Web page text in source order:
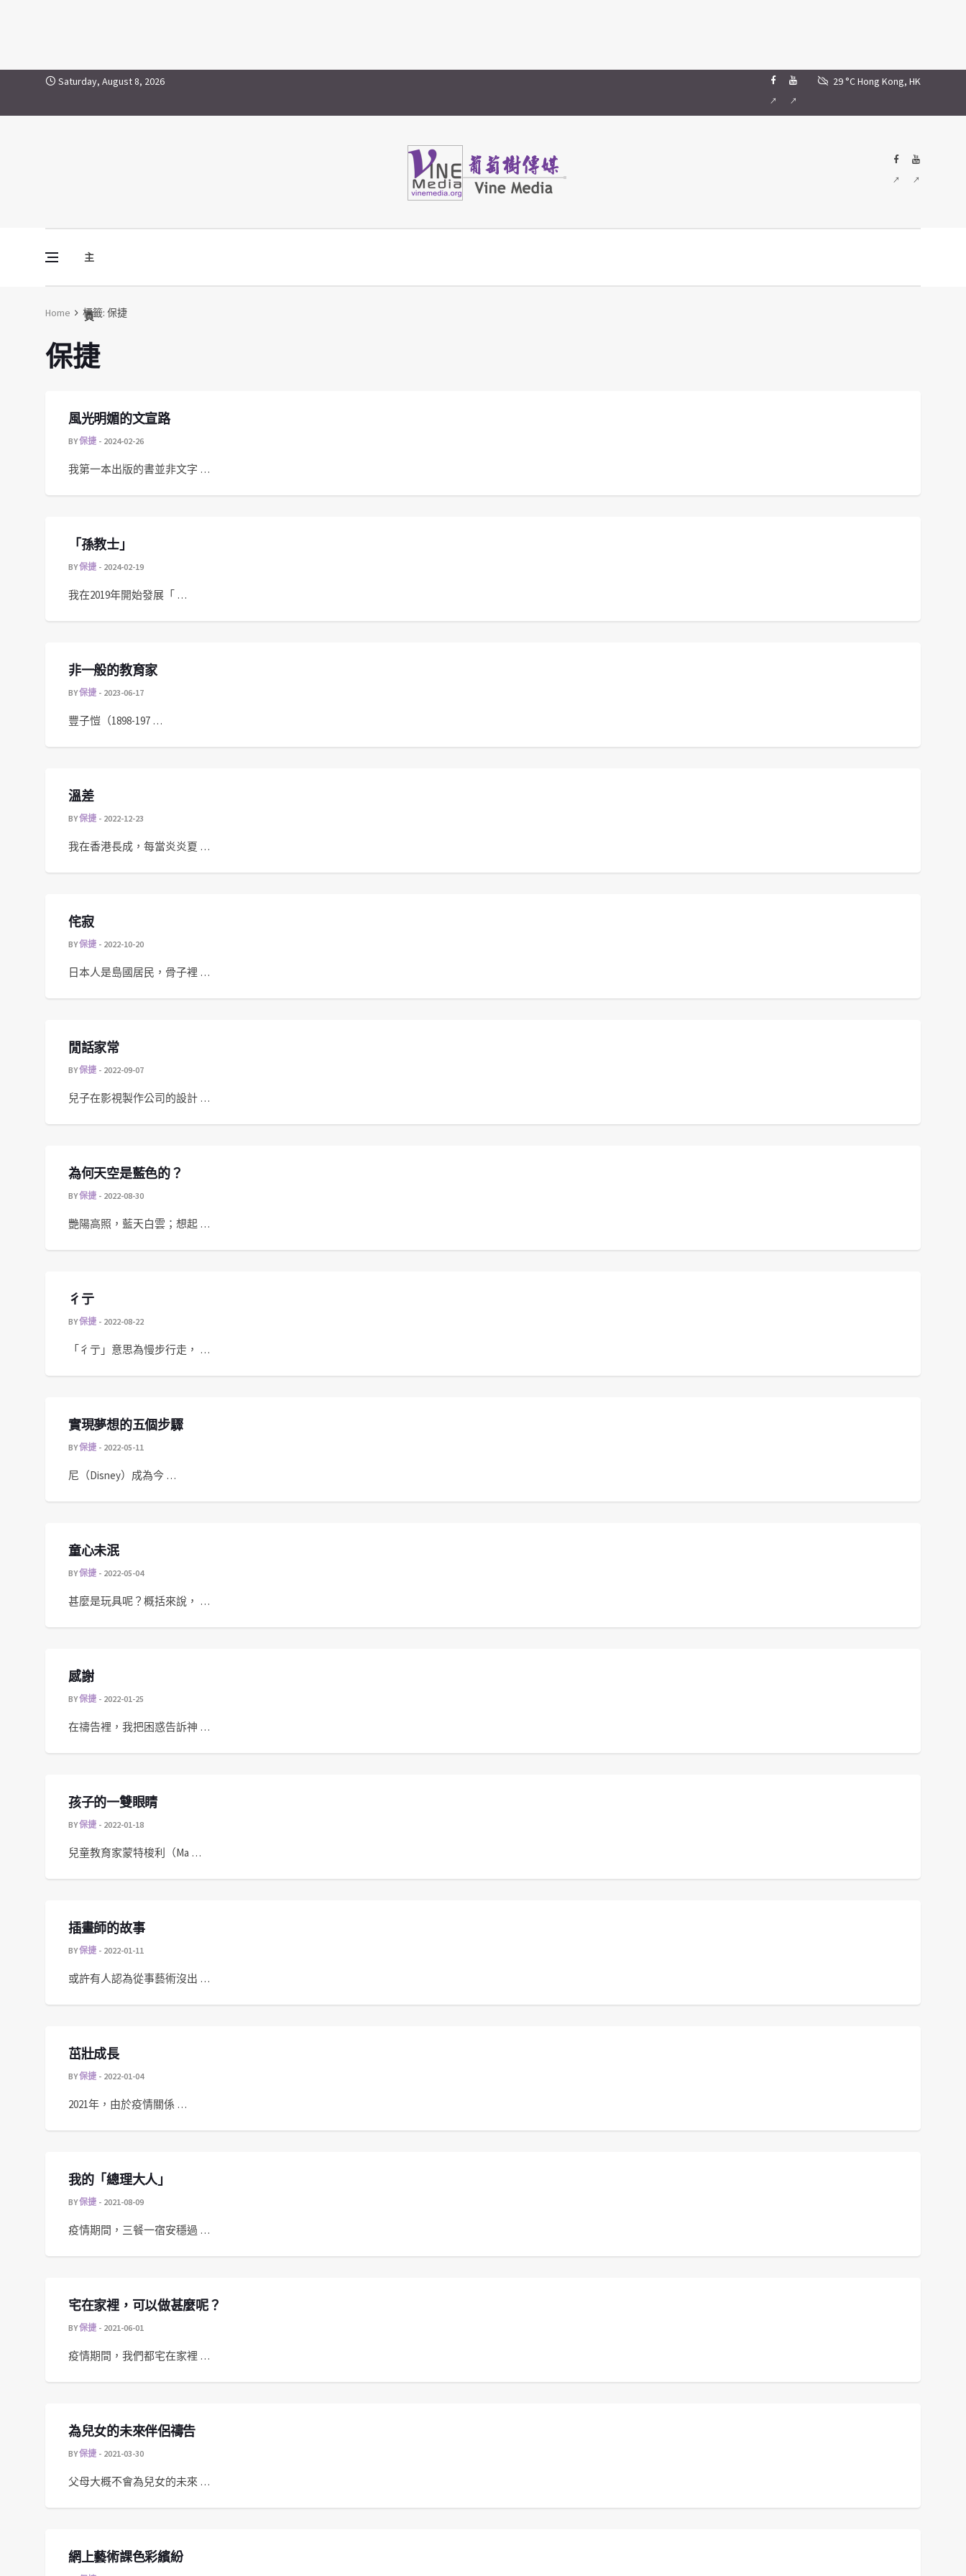
Skip to contentSaturday, August 8, 2026 29 °CHong Kong, HK
主
頁
Vine Media
葡萄樹傳媒
Home 標籤: 保捷
保捷
風光明媚的文宣路
BY保捷 2024-02-26
我第一本出版的書並非文字 …
「孫教士」
BY保捷 2024-02-19
我在2019年開始發展「 …
非一般的教育家
BY保捷 2023-06-17
豐子愷（1898-197 …
溫差
BY保捷 2022-12-23
我在香港長成，每當炎炎夏 …
侘寂
BY保捷 2022-10-20
日本人是島國居民，骨子裡 …
閒話家常
BY保捷 2022-09-07
兒子在影視製作公司的設計 …
為何天空是藍色的？
BY保捷 2022-08-30
艷陽高照，藍天白雲；想起 …
彳亍
BY保捷 2022-08-22
「彳亍」意思為慢步行走， …
實現夢想的五個步驟
BY保捷 2022-05-11
尼（Disney）成為今 …
童心未泯
BY保捷 2022-05-04
甚麼是玩具呢？概括來說， …
感謝
BY保捷 2022-01-25
在禱告裡，我把困惑告訴神 …
孩子的一雙眼睛
BY保捷 2022-01-18
兒童教育家蒙特梭利（Ma …
插畫師的故事
BY保捷 2022-01-11
或許有人認為從事藝術沒出 …
茁壯成長
BY保捷 2022-01-04
2021年，由於疫情關係 …
我的「總理大人」
BY保捷 2021-08-09
疫情期間，三餐一宿安穩過 …
宅在家裡，可以做甚麼呢？
BY保捷 2021-06-01
疫情期間，我們都宅在家裡 …
為兒女的未來伴侶禱告
BY保捷 2021-03-30
父母大概不會為兒女的未來 …
網上藝術課色彩繽紛